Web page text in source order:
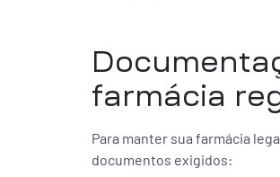
farmácia
Para manter sua farmácia
documentos exigidos: